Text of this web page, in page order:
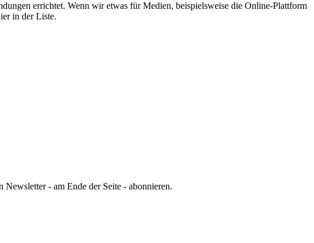
errichtet. Wenn wir etwas für Medien, beispielsweise die Online-Plattform
in der Liste.
- am Ende der Seite - abonnieren.